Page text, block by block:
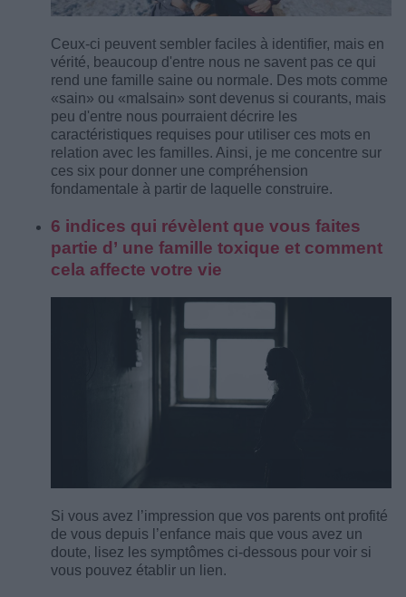
Ceux-ci peuvent sembler faciles à identifier, mais en
vérité, beaucoup d'entre nous ne savent pas ce qui
rend une famille saine ou normale. Des mots comme
«sain» ou «malsain» sont devenus si courants, mais
peu d'entre nous pourraient décrire les
caractéristiques requises pour utiliser ces mots en
relation avec les familles. Ainsi, je me concentre sur
ces six pour donner une compréhension
fondamentale à partir de laquelle construire.
6 indices qui révèlent que vous faites
partie d’ une famille toxique et comment
cela affecte votre vie
Si vous avez l’impression que vos parents ont profité
de vous depuis l’enfance mais que vous avez un
doute, lisez les symptômes ci-dessous pour voir si
vous pouvez établir un lien.